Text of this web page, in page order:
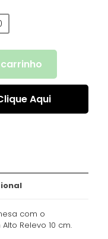
Aqui
com o
Relevo 10 cm.